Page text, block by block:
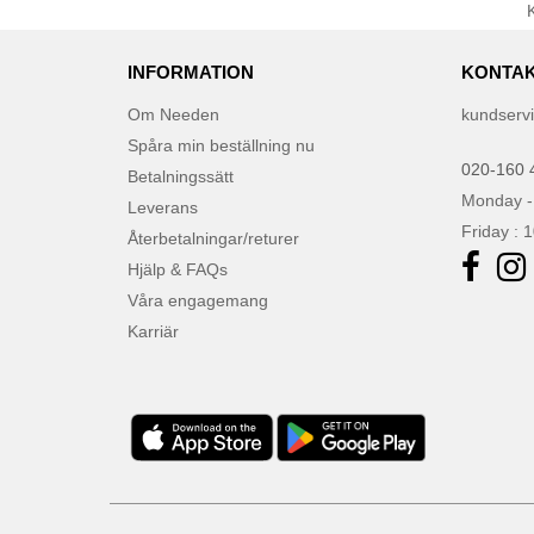
VESTI (10)
INFORMATION
Om Needen
Spåra min beställning nu
Betalningssätt
Leverans
Återbetalningar/returer
Hjälp & FAQs
Våra engagemang
Karriär
020-160
Monday
Friday :